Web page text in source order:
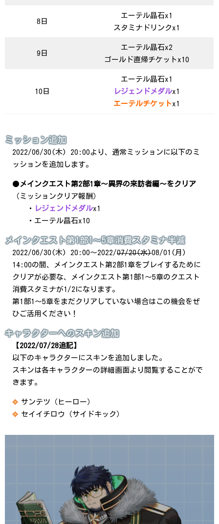
8日
エーテル晶石x1
スタミナドリンクx1
9日
エーテル晶石x2
ゴールド直帰チケットx10
10日
エーテル晶石x1
レジェンドメダルx1
エーテルチケット x1
ミッション追加
2022/06/30(木) 20:00より、通常ミッションに以下のミ
ッションを追加します。
● メインクエスト第2部1章～異界の来訪者編～をクリア
（ミッションクリア報酬）
・
レジェンドメダルx1
・エーテル晶石x10
メインクエスト第1部1～5章消費スタミナ半減
2022/06/30(木) 20:00～2022/07/20(水)08/01(月)
14:00の間、メインクエスト第2部1章をプレイするために
クリアが必要な、メインクエスト第1部1～5章のクエスト
消費スタミナが1/2になります。
第1部1～5章をまだクリアしていない場合はこの機会をぜ
ひご活用ください！
キャラクターへのスキン追加
【 2022/07/28追記】
以下のキャラクターにスキンを追加しました。
スキンは各キャラクターの詳細画面より閲覧することがで
きます。
サンテツ（ヒーロー）
セイイチロウ（サイドキック）